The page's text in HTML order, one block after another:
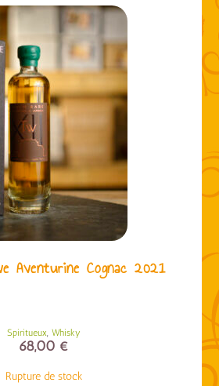
Aventurine Cognac 2021
Spiritueux, Whisky
68,00 €
Rupture de stock